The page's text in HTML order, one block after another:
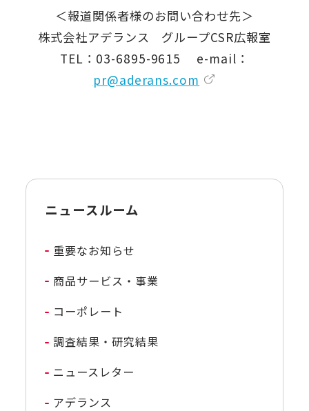
＜報道関係者様のお問い合わせ先＞
株式会社アデランス グループCSR広報室
TEL：03-6895-9615 e-mail：
pr@aderans.com
ニュースルーム
重要なお知らせ
商品サービス・事業
コーポレート
調査結果・研究結果
ニュースレター
アデランス